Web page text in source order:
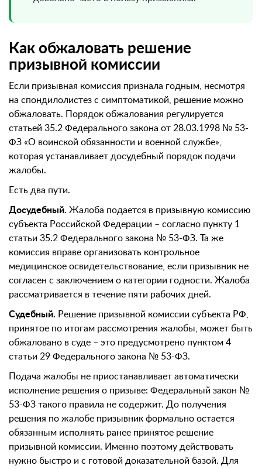
Как обжаловать решение
призывной комиссии
Если призывная комиссия признала годным, несмотря
на спондилолистез с симптоматикой, решение можно
обжаловать. Порядок обжалования регулируется
статьей 35.2 Федерального закона от 28.03.1998 № 53-
ФЗ «О воинской обязанности и военной службе»,
которая устанавливает досудебный порядок подачи
жалобы.
Есть два пути.
Досудебный. Жалоба подается в призывную комиссию
субъекта Российской Федерации – согласно пункту 1
статьи 35.2 Федерального закона № 53-ФЗ. Та же
комиссия вправе организовать контрольное
медицинское освидетельствование, если призывник не
согласен с заключением о категории годности. Жалоба
рассматривается в течение пяти рабочих дней.
Судебный. Решение призывной комиссии субъекта РФ,
принятое по итогам рассмотрения жалобы, может быть
обжаловано в суде – это предусмотрено пунктом 4
статьи 29 Федерального закона № 53-ФЗ.
Подача жалобы не приостанавливает автоматически
исполнение решения о призыве: Федеральный закон №
53-ФЗ такого правила не содержит. До получения
решения по жалобе призывник формально остается
обязанным исполнять ранее принятое решение
призывной комиссии. Именно поэтому действовать
нужно быстро и с готовой доказательной базой. Для